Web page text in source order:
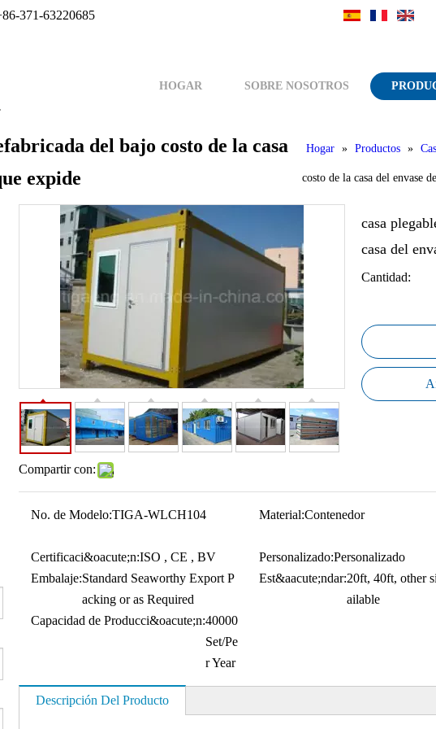
371-63220685
HOGAR SOBRE NOSOTROS
del bajo costo de la casa
expide
Hogar » Productos »
costo de la casa del envase
Compartir con:
casa
casa del
Cantidad:
No. de Modelo:TIGA-WLCH104 Material:Contenedor
Certificaci&oacute;n:ISO , CE , BV Personalizado:Personalizado
Embalaje:Standard Seaworthy Export P
acking or as Required
Est&aacute;ndar:20ft, 40ft, other
ailable
Capacidad de Producci&oacute;n:40000
Set/Pe
r Year
Descripción Del Producto